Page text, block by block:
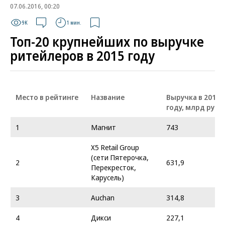
07.06.2016, 00:20
9K 1 мин.
Топ-20 крупнейших по выручке
ритейлеров в 2015 году
Место в рейтинге Название
Выручка в 2014
году, млрд руб.
1
Магнит 743
2
X5 Retail Group
(сети Пятерочка,
Перекресток,
Карусель)
631,9
3 Auchan
314,8
4
Дикси
227,1